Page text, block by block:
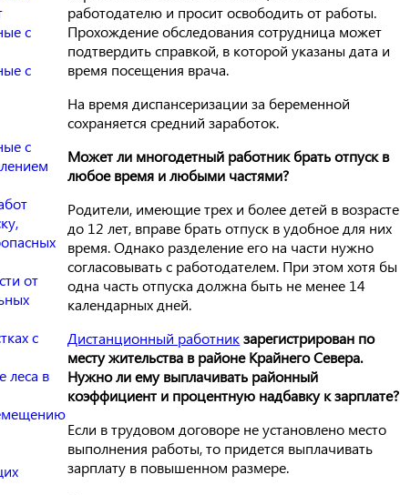
с
с
с
от
с
леса в
работодателю и просит освободить от работы.
Прохождение обследования сотрудница может
подтвердить справкой, в которой указаны дата и
время посещения врача.
На время диспансеризации за беременной
сохраняется средний заработок.
Может ли многодетный работник брать отпуск в
любое время и любыми частями?
Родители, имеющие трех и более детей в возрасте
до 12 лет, вправе брать отпуск в удобное для них
время. Однако разделение его на части нужно
согласовывать с работодателем. При этом хотя бы
одна часть отпуска должна быть не менее 14
календарных дней.
Дистанционный работникзарегистрирован по
месту жительства в районе Крайнего Севера.
Нужно ли ему выплачивать районный
коэффициент и процентную надбавку к зарплате?
Если в трудовом договоре не установлено место
выполнения работы, то придется выплачивать
зарплату в повышенном размере.